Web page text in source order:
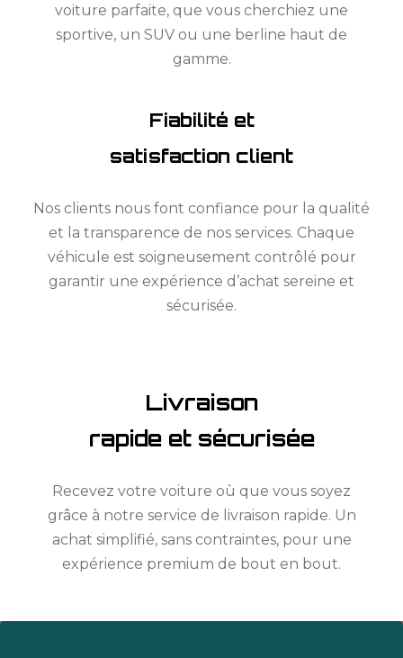
voiture parfaite, que vous cherchiez une
sportive, un SUV ou une berline haut de
gamme.
Fiabilité et
satisfaction client
Nos clients nous font confiance pour la qualité
et la transparence de nos services. Chaque
véhicule est soigneusement contrôlé pour
garantir une expérience d’achat sereine et
sécurisée.
Livraison
rapide et sécurisée
Recevez votre voiture où que vous soyez
grâce à notre service de livraison rapide. Un
achat simplifié, sans contraintes, pour une
expérience premium de bout en bout.